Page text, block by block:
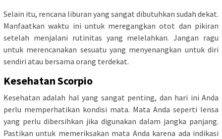
Selain itu, rencana liburan yang sangat dibutuhkan sudah dekat.
Manfaatkan waktu ini untuk meregangkan otot dan pikiran
setelah menjalani rutinitas yang melelahkan. Jangan ragu
untuk merencanakan sesuatu yang menyenangkan untuk diri
sendiri atau bersama orang terdekat.
Kesehatan Scorpio
Kesehatan adalah hal yang sangat penting, dan hari ini Anda
perlu memperhatikan kondisi mata. Mata Anda seperti lensa
yang perlu dibersihkan jika digunakan dalam jangka panjang.
Pastikan untuk memeriksakan mata Anda karena ada indikasi